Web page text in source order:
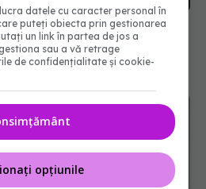
cauze,
pe lista
datele cu caracter personal în
puteți obiecta prin gestionarea
un link în partea de jos a
sau a vă retrage
de confidențialitate și cookie-
opțiunile